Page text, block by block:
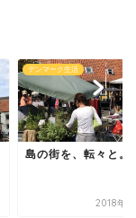
デンマーク生活
島の街を、転々と。
2018年8